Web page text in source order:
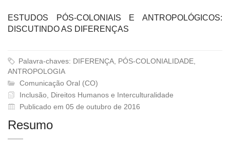
ESTUDOS PÓS-COLONIAIS E ANTROPOLÓGICOS:
DISCUTINDO AS DIFERENÇAS
Palavra-chaves: DIFERENÇA, PÓS-COLONIALIDADE,
ANTROPOLOGIA
Comunicação Oral (CO)
Inclusão, Direitos Humanos e Interculturalidade
Publicado em 05 de outubro de 2016
Resumo